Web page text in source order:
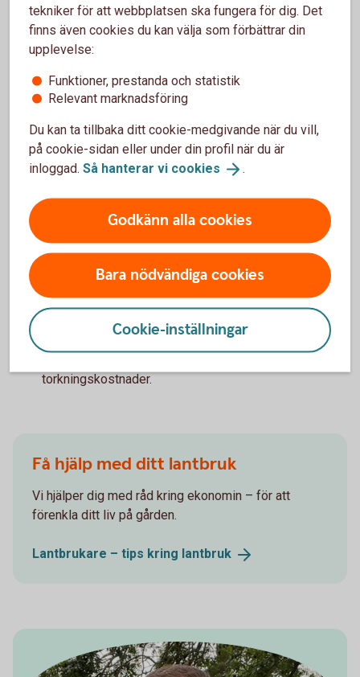
Kästel.
Därför ökar dränering
produktionen
Grödorna får ett mer utvecklat rotsystem och kan ta
upp mer växtnäring. Risken för kväve- och
fosforförluster minskar.
Övervintringen underlättas.
Förutsättningarna att klara våta och torra perioder
Marken torkar upp snabbare och vårbruket kan börja
markpackningsskador minskar.
Jordbearbetning, sådd och skördearbete blir lättare,
torkningskostnader.
Få hjälp med ditt lantbruk
Vi hjälper dig med råd kring ekonomin – för att
förenkla ditt liv på gården.
Lantbrukare – tips kring lantbruk
tekniker för att webbplatsen ska fungera för dig. Det
finns även cookies du kan välja som förbättrar din
upplevelse:
Funktioner, prestanda och statistik
Relevant marknadsföring
Du kan ta tillbaka ditt cookie-medgivande när du vill,
på cookie-sidan eller under din profil när du är
inloggad. Så hanterar vi cookies .
Godkänn alla cookies
Bara nödvändiga cookies
Cookie-inställningar